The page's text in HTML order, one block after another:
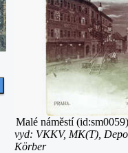
Malé náměstí
vyd: VKKV, MK(T),
Körber